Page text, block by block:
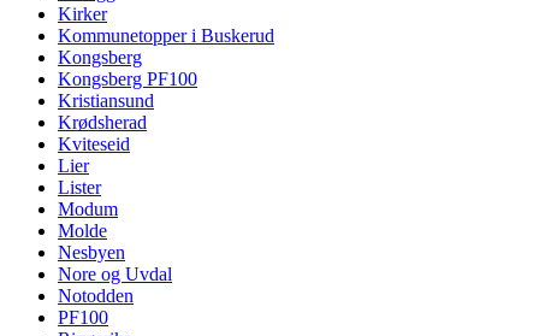
Kirker
Kommunetopper i Buskerud
Kongsberg
Kongsberg PF100
Kristiansund
Krødsherad
Kviteseid
Lier
Lister
Modum
Molde
Nesbyen
Nore og Uvdal
Notodden
PF100